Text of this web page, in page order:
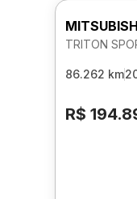
86.262 km
R$